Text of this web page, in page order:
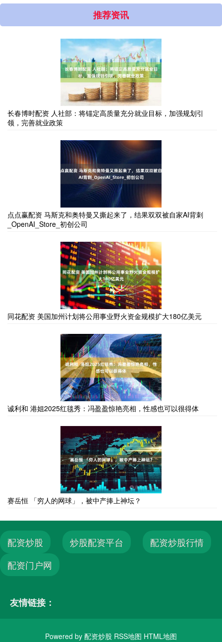
推荐资讯
长春博时配资 人社部：将锚定高质量充分就业目标，加强规划引
领，完善就业政策
点点赢配资 马斯克和奥特曼又撕起来了，结果双双被自家AI背刺
_OpenAI_Store_初创公司
同花配资 美国加州计划将公用事业野火资金规模扩大180亿美元
诚利和 港姐2025红毯秀：冯盈盈惊艳亮相，性感也可以很得体
赛岳恒 「穷人的网球」，被中产捧上神坛？
配资炒股 炒股配资平台
配资炒股行情
配资门户网
友情链接：
Powered by 配资炒股 RSS地图 HTML地图